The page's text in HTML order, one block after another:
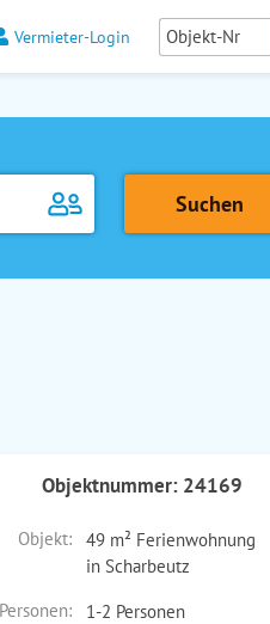
Vermieter-Login
Objektnummer: 24169
Objekt:
49 m² Ferienwohnung
in Scharbeutz
Personen:
1-2 Personen